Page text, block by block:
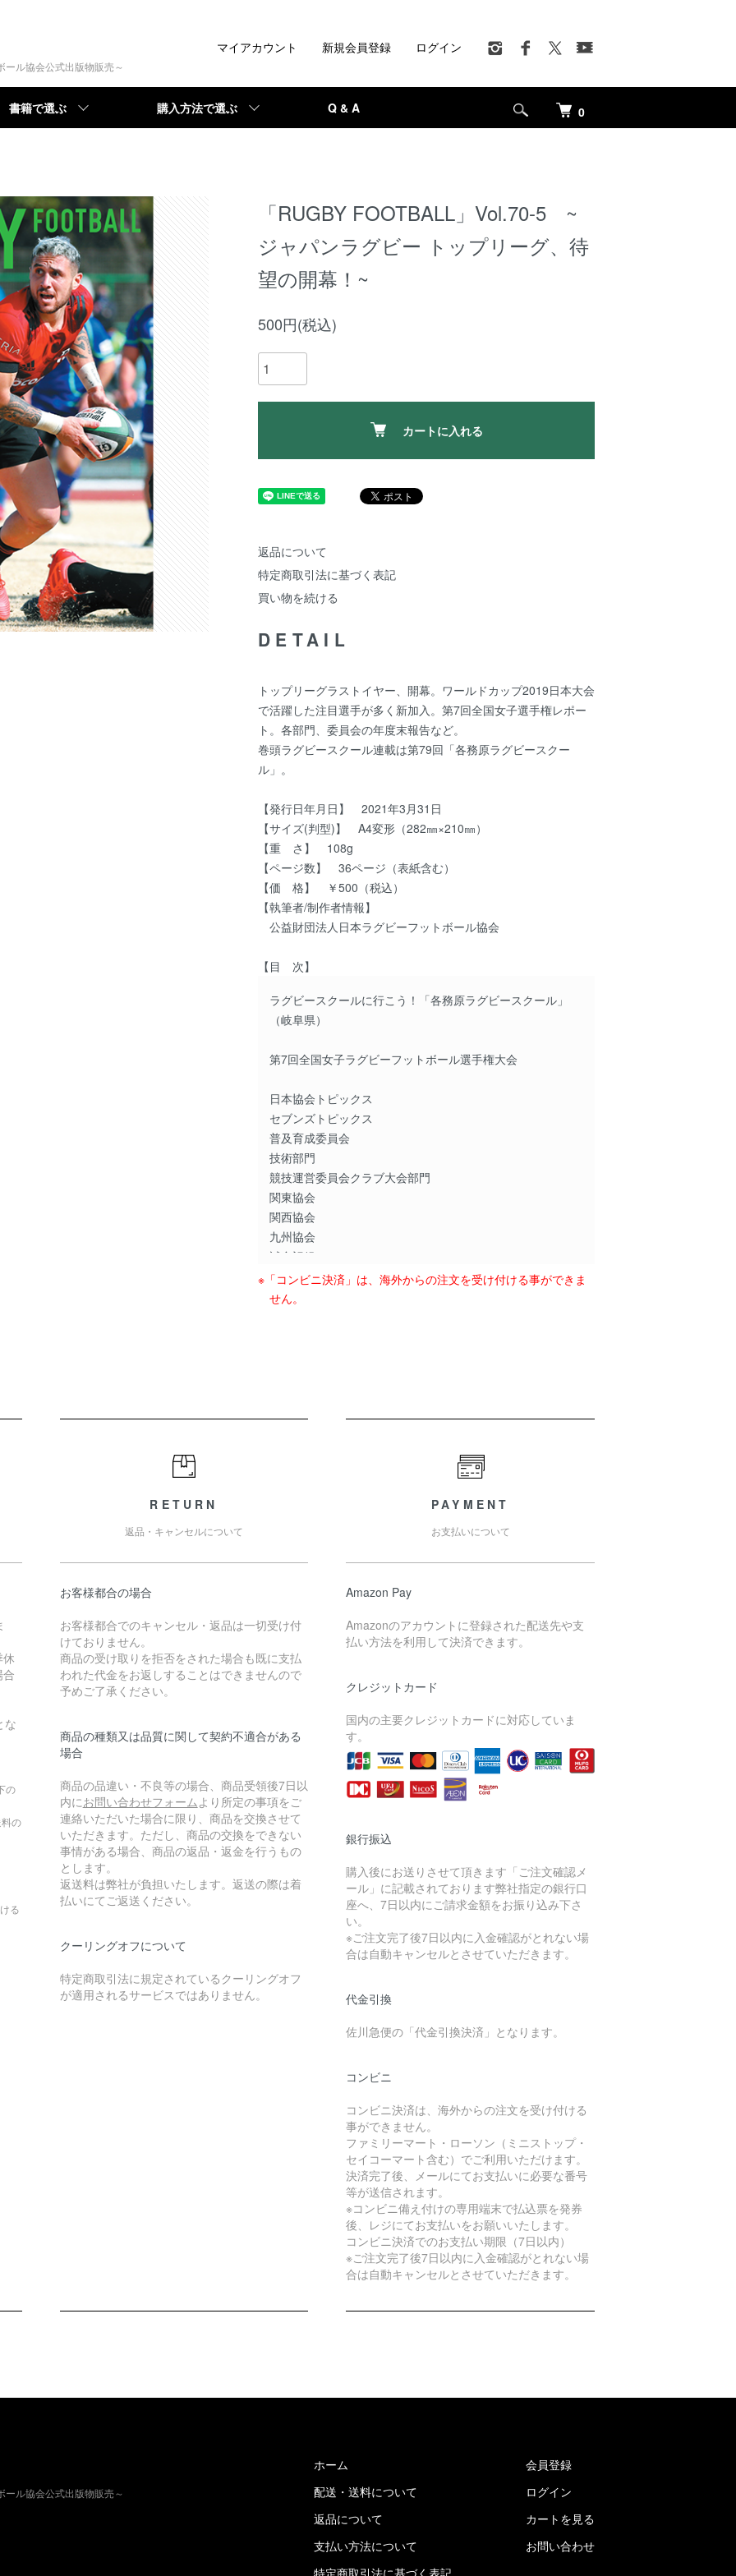
ル協会公式出版物販売～
0
書籍で選ぶ 購入方法で選ぶ Q & A
マイアカウント 新規会員登録 ログイン
「RUGBY FOOTBALL」Vol.70-5 ~
ジャパンラグビー トップリーグ、待
望の開幕！~
500円(税込)
カートに入れる
返品について
特定商取引法に基づく表記
買い物を続ける
DETAIL
トップリーグラストイヤー、開幕。ワールドカップ2019日本大会
で活躍した注目選手が多く新加入。第7回全国女子選手権レポー
ト。各部門、委員会の年度末報告など。
巻頭ラグビースクール連載は第79回「各務原ラグビースクー
ル」。
【発行日年月日】 2021年3月31日
【サイズ(判型)】 A4変形（282㎜×210㎜）
【重 さ】 108g
【ページ数】 36ページ（表紙含む）
【価 格】 ￥500（税込）
【執筆者/制作者情報】
公益財団法人日本ラグビーフットボール協会
【目 次】
ラグビースクールに行こう！「各務原ラグビースクール」
（岐阜県）
第7回全国女子ラグビーフットボール選手権大会
日本協会トピックス
セブンズトピックス
普及育成委員会
技術部門
競技運営委員会クラブ大会部門
関東協会
関西協会
九州協会
試合記録
ジャパンラグビー トップリーグ2021
※「コンビニ決済」は、海外からの注文を受け付ける事ができま
せん。
な
の
の
る
RETURN
返品・キャンセルについて
お客様都合の場合
お客様都合でのキャンセル・返品は一切受け付
けておりません。
商品の受け取りを拒否をされた場合も既に支払
われた代金をお返しすることはできませんので
予めご了承ください。
商品の種類又は品質に関して契約不適合がある
場合
商品の品違い・不良等の場合、商品受領後7日以
内にお問い合わせフォームより所定の事項をご
連絡いただいた場合に限り、商品を交換させて
いただきます。ただし、商品の交換をできない
事情がある場合、商品の返品・返金を行うもの
とします。
返送料は弊社が負担いたします。返送の際は着
払いにてご返送ください。
クーリングオフについて
特定商取引法に規定されているクーリングオフ
が適用されるサービスではありません。
PAYMENT
お支払いについて
Amazon Pay
Amazonのアカウントに登録された配送先や支
払い方法を利用して決済できます。
クレジットカード
国内の主要クレジットカードに対応していま
す。
銀行振込
購入後にお送りさせて頂きます「ご注文確認メ
ール」に記載されております弊社指定の銀行口
座へ、7日以内にご請求金額をお振り込み下さ
い。
※ご注文完了後7日以内に入金確認がとれない場
合は自動キャンセルとさせていただきます。
代金引換
佐川急便の「代金引換決済」となります。
コンビニ
コンビニ決済は、海外からの注文を受け付ける
事ができません。
ファミリーマート・ローソン（ミニストップ・
セイコーマート含む）でご利用いただけます。
決済完了後、メールにてお支払いに必要な番号
等が送信されます。
※コンビニ備え付けの専用端末で払込票を発券
後、レジにてお支払いをお願いいたします。
コンビニ決済でのお支払い期限（7日以内）
※ご注文完了後7日以内に入金確認がとれない場
合は自動キャンセルとさせていただきます。
ル協会公式出版物販売～
ホーム
配送・送料について
返品について
支払い方法について
会員登録
ログイン
カートを見る
お問い合わせ